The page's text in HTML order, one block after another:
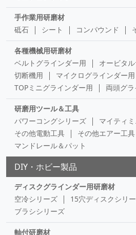
手作業用研磨材
砥石
シート コンパウンド
各種機械用研磨材
ベルトグラインダー用
オービタ
切断機用
マイクログラインダー用
TOPミニグラインダー用
両頭グ
研磨用ツール＆工具
パワーコングシリーズ
マイティ
その他電動工具
その他エアー工具
マンドレール＆パット
DIY・ホビー製品
ディスクグラインダー用研磨材
空冷シリーズ
15穴ディスクシリ
ブラシシリーズ
軸付研磨材